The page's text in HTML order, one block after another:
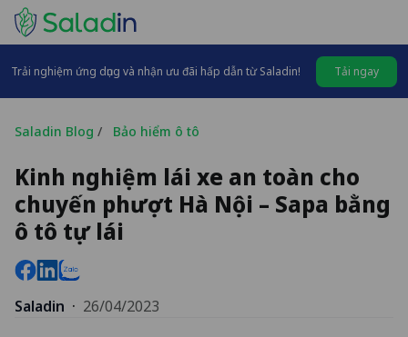
Trải nghiệm ứng dụng và nhận ưu đãi hấp dẫn từ Saladin! Tải ngay
Saladin Blog / Bảo hiểm ô tô
Kinh nghiệm lái xe an toàn cho
chuyến phượt Hà Nội – Sapa bằng
ô tô tự lái
Saladin · 26/04/2023